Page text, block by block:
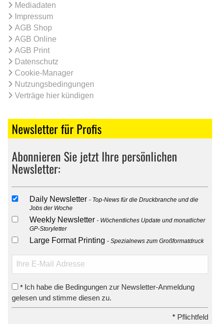
Mediadaten
Impressum
AGB Shop
AGB Online
AGB Print
Datenschutz
Cookie-Manager
Nutzungsbedingungen
Verträge hier kündigen
Newsletter für Profis
Abonnieren Sie jetzt Ihre persönlichen
Newsletter:
Daily Newsletter
Top-News für die Druckbranche und die
Jobs der Woche
Weekly Newsletter
Wöchentliches Update und monatlicher
GP-Storyletter
Large Format Printing Spezialnews zum Großformatdruck
* Ich habe die Bedingungen zur Newsletter-Anmeldung
gelesen und stimme diesen zu.
* Pflichtfeld